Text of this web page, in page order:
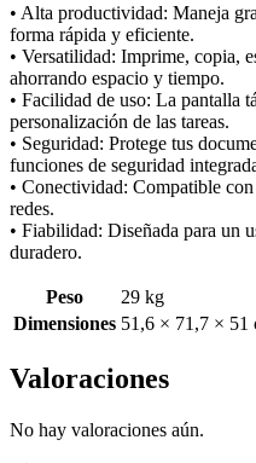
• Alta productividad: Maneja
forma rápida y eficiente.
• Versatilidad: Imprime, copia,
ahorrando espacio y tiempo.
• Facilidad de uso: La pantalla
personalización de las tareas.
• Seguridad: Protege tus
funciones de seguridad
• Conectividad: Compatible
redes.
• Fiabilidad: Diseñada para un
duradero.
Peso
29 kg
Dimensiones 51,6 × 71,7 × 51
Valoraciones
No hay valoraciones aún.